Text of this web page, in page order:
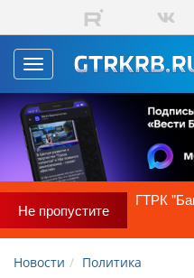
Skip to main content
Toggle
navigation
теперь в MAX!
Новости Политика